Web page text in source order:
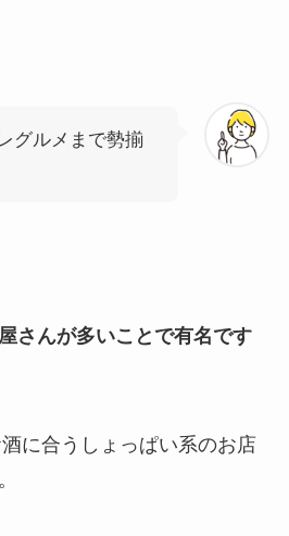
グルメまで勢揃
さんが多いことで有名です
に合うしょっぱい系のお店